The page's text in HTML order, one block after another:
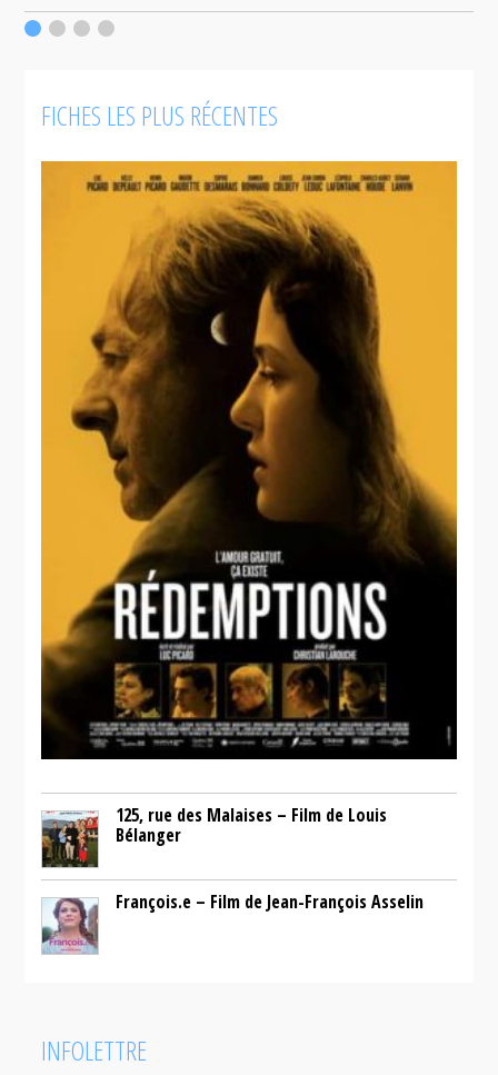
FICHES LES PLUS RÉCENTES
125, rue des Malaises – Film de Louis
Bélanger
François.e – Film de Jean-François Asselin
INFOLETTRE